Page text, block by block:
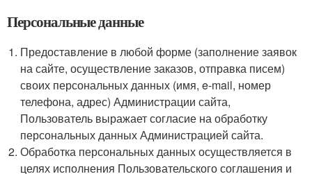
Персональные данные
Предоставление в любой форме (заполнение заявок
на сайте, осуществление заказов, отправка писем)
своих персональных данных (имя, e-mail, номер
телефона, адрес) Администрации сайта,
Пользователь выражает согласие на обработку
персональных данных Администрацией сайта.
Обработка персональных данных осуществляется в
целях исполнения Пользовательского соглашения и